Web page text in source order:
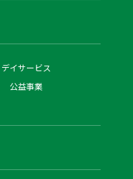
デイサービス
公益事業